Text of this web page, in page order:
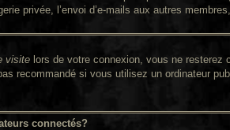
privée, l’envoi d’e-mails aux autres
visite lors de votre connexion, vous ne resterez
recommandé si vous utilisez un ordinateur
connectés?